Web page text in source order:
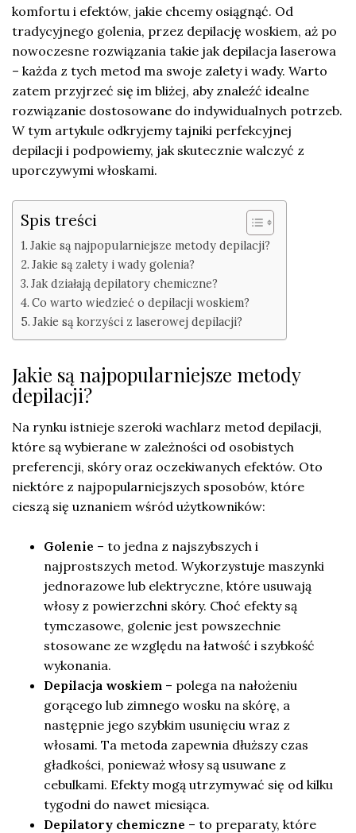
komfortu i efektów, jakie chcemy osiągnąć. Od
tradycyjnego golenia, przez depilację woskiem, aż po
nowoczesne rozwiązania takie jak depilacja laserowa
– każda z tych metod ma swoje zalety i wady. Warto
zatem przyjrzeć się im bliżej, aby znaleźć idealne
rozwiązanie dostosowane do indywidualnych potrzeb.
W tym artykule odkryjemy tajniki perfekcyjnej
depilacji i podpowiemy, jak skutecznie walczyć z
uporczywymi włoskami.
Spis treści
Jakie są najpopularniejsze metody depilacji?
Jakie są zalety i wady golenia?
Jak działają depilatory chemiczne?
Co warto wiedzieć o depilacji woskiem?
Jakie są korzyści z laserowej depilacji?
Jakie są najpopularniejsze metody
depilacji?
Na rynku istnieje szeroki wachlarz metod depilacji,
które są wybierane w zależności od osobistych
preferencji, skóry oraz oczekiwanych efektów. Oto
niektóre z najpopularniejszych sposobów, które
cieszą się uznaniem wśród użytkowników:
Golenie – to jedna z najszybszych i
najprostszych metod. Wykorzystuje maszynki
jednorazowe lub elektryczne, które usuwają
włosy z powierzchni skóry. Choć efekty są
tymczasowe, golenie jest powszechnie
stosowane ze względu na łatwość i szybkość
wykonania.
Depilacja woskiem – polega na nałożeniu
gorącego lub zimnego wosku na skórę, a
następnie jego szybkim usunięciu wraz z
włosami. Ta metoda zapewnia dłuższy czas
gładkości, ponieważ włosy są usuwane z
cebulkami. Efekty mogą utrzymywać się od kilku
tygodni do nawet miesiąca.
Depilatory chemiczne – to preparaty, które